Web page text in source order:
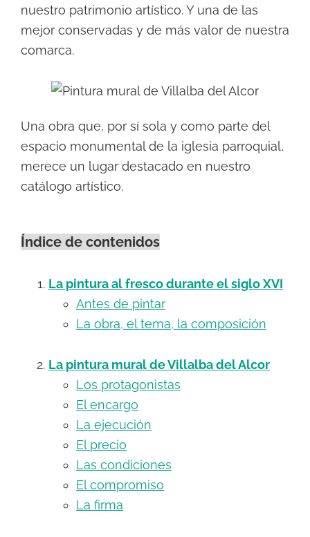
nuestro patrimonio artístico. Y una de las
mejor conservadas y de más valor de nuestra
comarca.
Una obra que, por sí sola y como parte del
espacio monumental de la iglesia parroquial,
merece un lugar destacado en nuestro
catálogo artístico.
Índice de contenidos
La pintura al fresco durante el siglo XVI
Antes de pintar
La obra, el tema, la composición
La pintura mural de Villalba del Alcor
Los protagonistas
El encargo
La ejecución
El precio
Las condiciones
El compromiso
La firma